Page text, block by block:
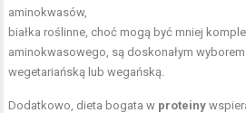
aminokwasów,
białka roślinne, choć mogą być mniej
aminokwasowego, są doskonałym
wegetariańską lub wegańską.
Dodatkowo, dieta bogata w proteiny